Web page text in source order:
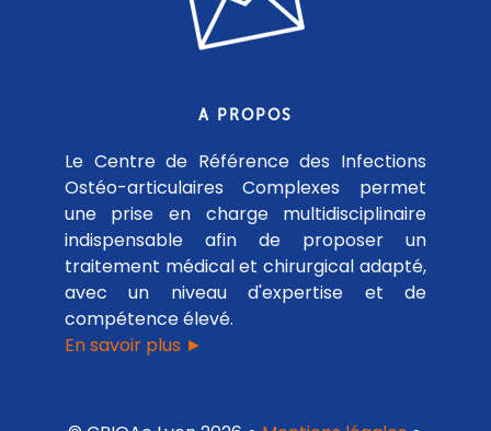
A PROPOS
Le Centre de Référence des Infections
Ostéo-articulaires Complexes permet
une prise en charge multidisciplinaire
indispensable afin de proposer un
traitement médical et chirurgical adapté,
avec un niveau d'expertise et de
compétence élevé.
En savoir plus ►